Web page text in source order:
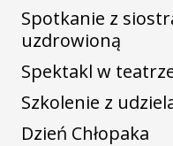
Spotkanie z
uzdrowioną
Spektakl w
Szkolenie z
Dzień Chłopaka